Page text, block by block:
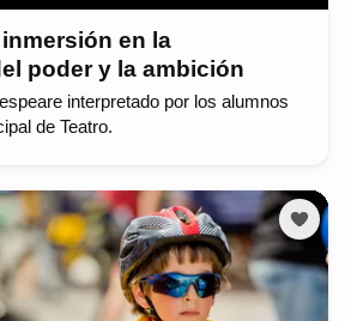
en la
poder y la ambición
interpretado por los alumnos
de Teatro.